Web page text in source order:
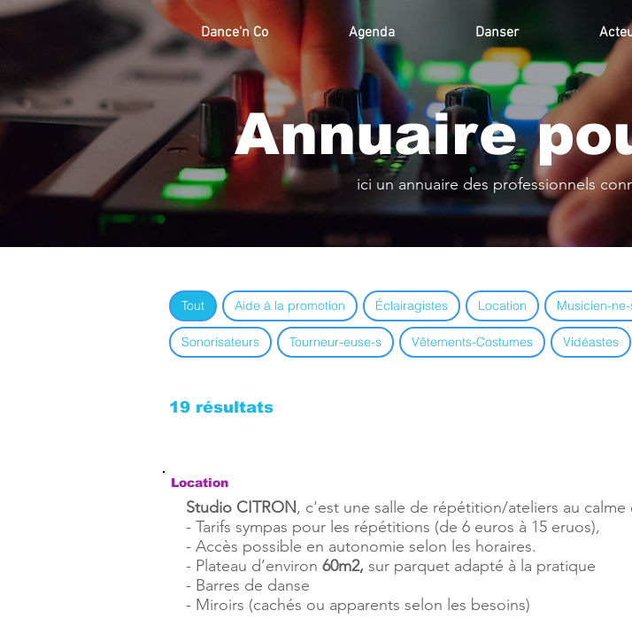
Dance'n Co Agenda Danser
Annuaire
ici un annuaire des professionnels
Tout Aide à la promotion Éclairagistes Location Musicien-
Sonorisateurs Tourneur-euse-s Vêtements-Costumes Vidéastes
19 résultats
Location
Studio CITRON, c'est une salle de répétition/ateliers au calme
- Tarifs sympas pour les répétitions (de 6 euros à 15 eruos),
- Accès possible en autonomie selon les horaires.
- Plateau d’environ 60m2, sur parquet adapté à la pratique
- Barres de danse
- Miroirs (cachés ou apparents selon les besoins)